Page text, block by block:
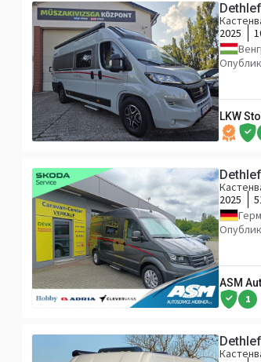
2025
LKW
2025
ASM
1